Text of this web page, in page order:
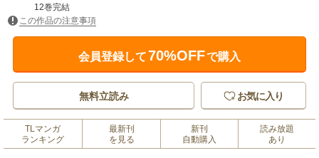
12巻完結
この作品の注意事項
会員登録して70%OFFで購入
無料立読み お気に入り
TLマンガ
ランキング
最新刊
を見る
新刊
自動購入
読み放題
あり